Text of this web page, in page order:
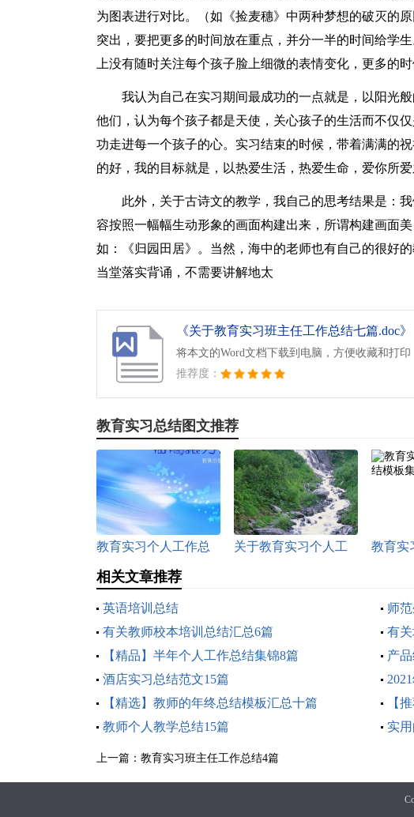
为图表进行对比。（如《捡麦穗》中两种梦想的破灭的
突出，要把更多的时间放在重点，并分一半的时间给学
上没有随时关注每个孩子脸上细微的表情变化，更多的时
我认为自己在实习期间最成功的一点就是，以阳光
他们，认为每个孩子都是天使，关心孩子的生活而不仅
功走进每一个孩子的心。实习结束的时候，带着满满的
的好，我的目标就是，以热爱生活，热爱生命，爱你所
此外，关于古诗文的教学，我自己的思考结果是：
容按照一幅幅生动形象的画面构建出来，所谓构建画面
如：《归园田居》。当然，海中的老师也有自己的很好
当堂落实背诵，不需要讲解地太
《关于教育实习班主任工作总结七篇.doc》
将本文的Word文档下载到电脑，方便收藏和打印
推荐度：
教育实习总结图文推荐
教育实习个人工作总
结范文5篇
关于教育实习个人工
教育实
相关文章推荐
英语培训总结
师
有关教师校本培训总结汇总6篇
有
【精品】半年个人工作总结集锦8篇
产
酒店实习总结范文15篇
【精选】教师的年终总结模板汇总十篇
【
教师个人教学总结15篇
实
上一篇： 教育实习班主任工作总结4篇